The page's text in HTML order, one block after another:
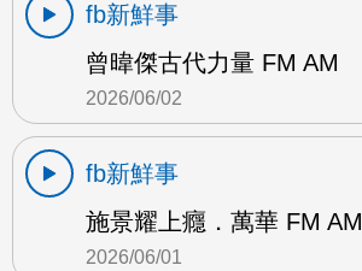
fb新鮮事
曾暐傑古代力量 FM AM
2026/06/02
fb新鮮事
施景耀上癮．萬華 FM AM
2026/06/01